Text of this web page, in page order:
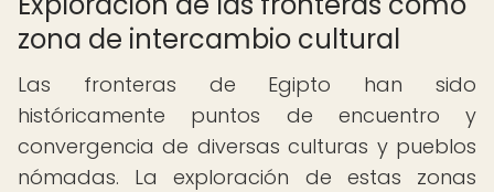
zona de intercambio cultural
Las fronteras de Egipto han sido
históricamente puntos de encuentro y
convergencia de diversas culturas y pueblos
nómadas. La exploración de estas zonas